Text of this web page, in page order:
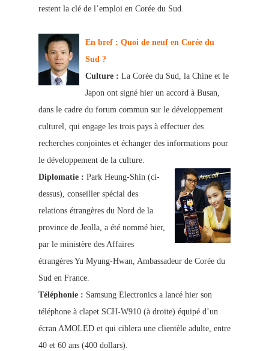
restent la clé de l’emploi en Corée du Sud.
En bref : Quoi de neuf en Corée du
Sud ?
Culture : La Corée du Sud, la Chine et le
Japon ont signé hier un accord à Busan,
dans le cadre du forum commun sur le développement
culturel, qui engage les trois pays à effectuer des
recherches conjointes et échanger des informations pour
le développement de la culture.
Diplomatie : Park Heung-Shin (ci-
dessus), conseiller spécial des
relations étrangères du Nord de la
province de Jeolla, a été nommé hier,
par le ministère des Affaires
étrangères Yu Myung-Hwan, Ambassadeur de Corée du
Sud en France.
Téléphonie : Samsung Electronics a lancé hier son
téléphone à clapet SCH-W910 (à droite) équipé d’un
écran AMOLED et qui ciblera une clientèle adulte, entre
40 et 60 ans (400 dollars).